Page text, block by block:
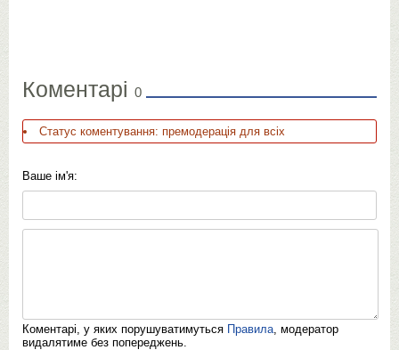
Коментарі 0
Статус коментування: премодерація для всіх
Ваше ім'я:
Коментарі, у яких порушуватимуться Правила , модератор
видалятиме без попереджень.